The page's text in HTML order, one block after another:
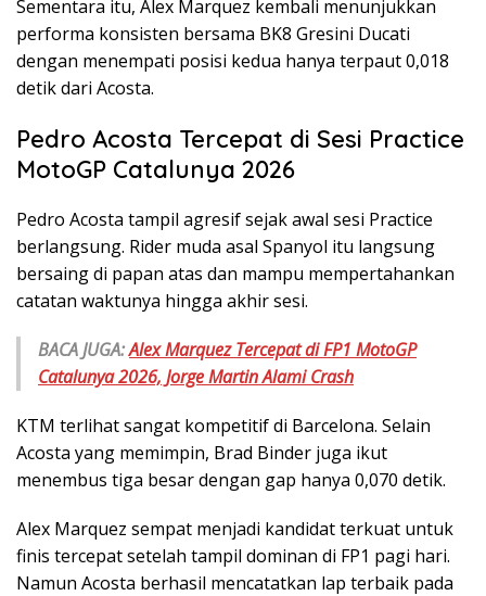
Sementara itu, Alex Marquez kembali menunjukkan
performa konsisten bersama BK8 Gresini Ducati
dengan menempati posisi kedua hanya terpaut 0,018
detik dari Acosta.
Pedro Acosta Tercepat di Sesi Practice
MotoGP Catalunya 2026
Pedro Acosta tampil agresif sejak awal sesi Practice
berlangsung. Rider muda asal Spanyol itu langsung
bersaing di papan atas dan mampu mempertahankan
catatan waktunya hingga akhir sesi.
BACA JUGA:Alex Marquez Tercepat di FP1 MotoGP
Catalunya 2026, Jorge Martin Alami Crash
KTM terlihat sangat kompetitif di Barcelona. Selain
Acosta yang memimpin, Brad Binder juga ikut
menembus tiga besar dengan gap hanya 0,070 detik.
Alex Marquez sempat menjadi kandidat terkuat untuk
finis tercepat setelah tampil dominan di FP1 pagi hari.
Namun Acosta berhasil mencatatkan lap terbaik pada